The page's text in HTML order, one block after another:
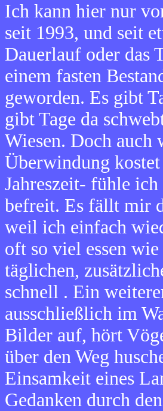
Ich kann hier nur
seit 1993, und seit
Dauerlauf oder das
einem fasten
geworden. Es gibt
gibt Tage da
Wiesen. Doch auch
Überwindung
Jahreszeit- fühle
befreit. Es fällt mir
weil ich einfach
oft so viel essen
täglichen,
schnell . Ein
ausschließlich im
Bilder auf, hört
über den Weg
Einsamkeit eines
Gedanken durch